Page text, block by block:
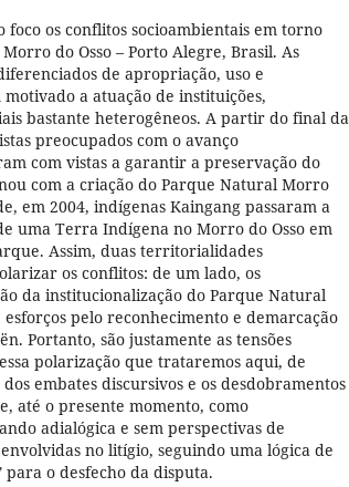
foco os conflitos socioambientais em torno
do Osso – Porto Alegre, Brasil. As
de apropriação, uso e
a atuação de instituições,
bastante heterogêneos. A partir do final da
preocupados com o avanço
com vistas a garantir a preservação do
com a criação do Parque Natural Morro
em 2004, indígenas Kaingang passaram a
uma Terra Indígena no Morro do Osso em
Assim, duas territorialidades
os conflitos: de um lado, os
da institucionalização do Parque Natural
pelo reconhecimento e demarcação
Portanto, são justamente as tensões
polarização que trataremos aqui, de
embates discursivos e os desdobramentos
até o presente momento, como
adialógica e sem perspectivas de
no litígio, seguindo uma lógica de
o desfecho da disputa.